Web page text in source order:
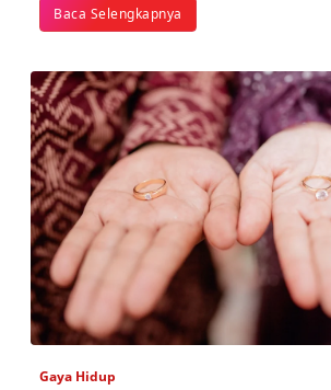
Baca Selengkapnya
Gaya Hidup